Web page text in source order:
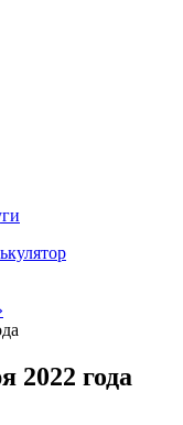
2022 года